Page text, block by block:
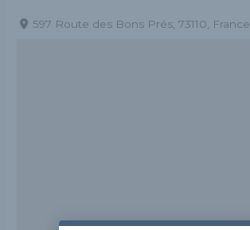
597 Route des Bons Prés, 73110, France